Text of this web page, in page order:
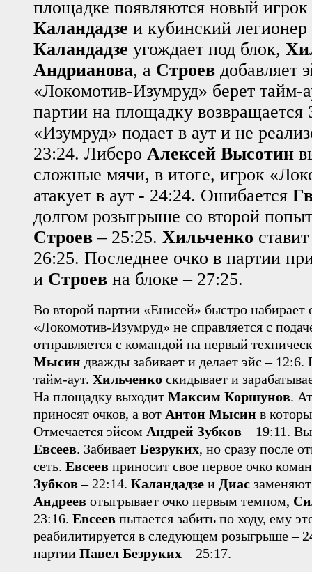
площадке появляются новый
Каландадзе и кубинский легионер
Каландадзе угождает под блок,
Андрианова, а Строев добавляет
«Локомотив-Изумруд» берет тайм-
партии на площадку возвращается
«Изумруд» подает в аут и не
23:24. Либеро Алексей Высотин
сложные мячи, в итоге, игрок
атакует в аут - 24:24. Ошибается
долгом розыгрыше со второй
Строев – 25:25. Хильченко
26:25. Последнее очко в партии
и Строев на блоке – 27:25.
Во второй партии «Енисей» быстро набирает
«Локомотив-Изумруд» не справляется с
отправляется с командой на первый
Мысин дважды забивает и делает эйс –
тайм-аут. Хильченко скидывает и
На площадку выходит Максим Коршунов.
приносят очков, а вот Антон Мысин в
Отмечается эйсом Андрей Зубков– 19:11.
Евсеев. Забивает Безруких, но сразу после
сеть. Евсеев приносит свое первое очко
Зубков– 22:14. Каландадзе и Диас
Андреев отыгрывает очко первым темпом,
23:16. Евсеев пытается забить по ходу, ему
реабилитируется в следующем розыгрыше –
партии Павел Безруких– 25:17.